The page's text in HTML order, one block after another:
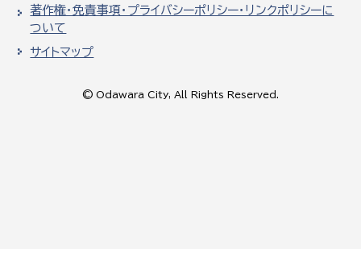
著作権・免責事項・プライバシーポリシー・リンクポリシーに
ついて
サイトマップ
© Odawara City, All Rights Reserved.